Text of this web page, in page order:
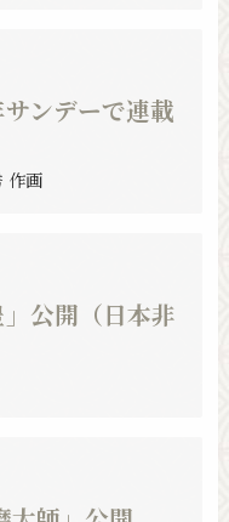
サンデーで連載
作画
公開（日本非